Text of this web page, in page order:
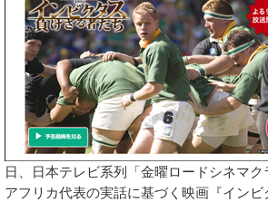
日、日本テレビ系列「金曜ロードシネマ
アフリカ代表の実話に基づく映画『インビ